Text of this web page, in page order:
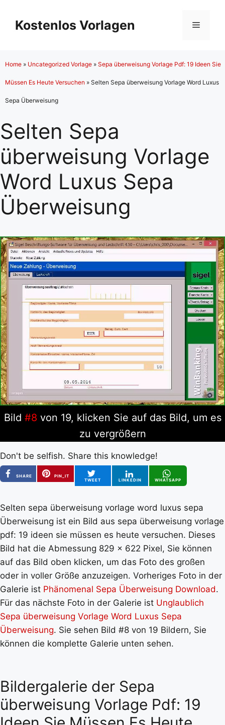
Inhalt
springen
Kostenlos Vorlagen Menü
Home » Uncategorized Vorlage » Sepa überweisung Vorlage Pdf: 19 Ideen Sie
Müssen Es Heute Versuchen » Selten Sepa überweisung Vorlage Word Luxus
Sepa Überweisung
Selten Sepa
überweisung Vorlage
Word Luxus Sepa
Überweisung
Bild #8 von 19, klicken Sie auf das Bild, um es
zu vergrößern
Don't be selfish. Share this knowledge!
SHARE
PIN_IT
TWEET
LINKEDIN WHATSAPP
Selten sepa überweisung vorlage word luxus sepa
Überweisung ist ein Bild aus sepa überweisung vorlage
pdf: 19 ideen sie müssen es heute versuchen. Dieses
Bild hat die Abmessung 829 x 622 Pixel, Sie können
auf das Bild oben klicken, um das Foto des großen
oder in voller Größe anzuzeigen. Vorheriges Foto in der
Galerie ist Phänomenal Sepa Überweisung Download.
Für das nächste Foto in der Galerie ist Unglaublich
Sepa überweisung Vorlage Word Luxus Sepa
Überweisung. Sie sehen Bild #8 von 19 Bildern, Sie
können die komplette Galerie unten sehen.
Bildergalerie der Sepa
überweisung Vorlage Pdf: 19